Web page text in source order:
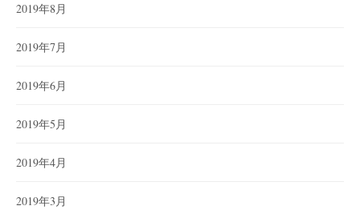
2019年8月
2019年7月
2019年6月
2019年5月
2019年4月
2019年3月